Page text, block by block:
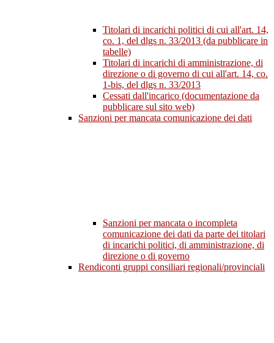
Titolari di incarichi politici di cui all'art. 14,
co. 1, del dlgs n. 33/2013 (da pubblicare in
tabelle)
Titolari di incarichi di amministrazione, di
direzione o di governo di cui all'art. 14, co.
1-bis, del dlgs n. 33/2013
Cessati dall'incarico (documentazione da
pubblicare sul sito web)
Sanzioni per mancata comunicazione dei dati
Sanzioni per mancata o incompleta
comunicazione dei dati da parte dei titolari
di incarichi politici, di amministrazione, di
direzione o di governo
Rendiconti gruppi consiliari regionali/provinciali